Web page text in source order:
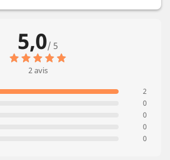
5,0/ 5
2 avis
2
0
0
0
0